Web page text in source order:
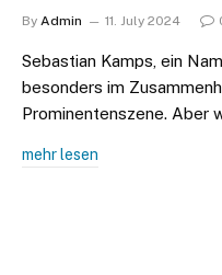
By Admin 11. July 2024
Sebastian Kamps, ein
besonders im
Prominentenszene. Aber
mehr lesen